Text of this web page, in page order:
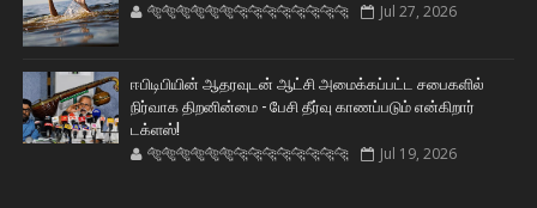
🐅🐅🐅🐅🐅🐅🐆🐆🐆🐆🐆🐆🐆🐆 Jul 27, 2026
ஈபிடிபியின் ஆதரவுடன் ஆட்சி அமைக்கப்பட்ட சபைகளில்
நிர்வாக திறனின்மை - பேசி தீர்வு காணப்படும் என்கிறார்
டக்ளஸ்!
🐅🐅🐅🐅🐅🐅🐆🐆🐆🐆🐆🐆🐆🐆 Jul 19, 2026